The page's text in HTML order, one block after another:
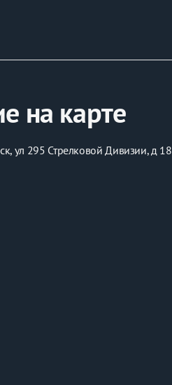
на карте
ул 295 Стрелковой Дивизии, д 18